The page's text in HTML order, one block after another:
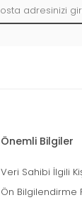
Önemli Bilgiler
Veri Sahibi İlgili
Ön Bilgilendirme